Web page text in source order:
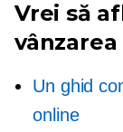
Vrei să
Un ghid
online